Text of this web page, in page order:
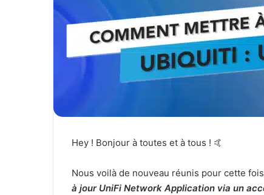
Hey ! Bonjour à toutes et à tous ! 🤙
Nous voilà de nouveau réunis pour cette
à jour UniFi Network Application via un